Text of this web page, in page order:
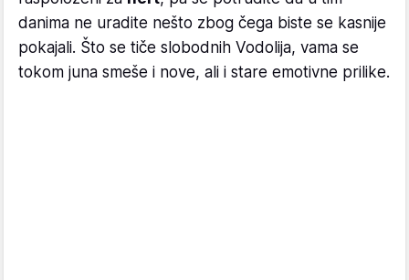
danima ne uradite nešto zbog čega biste se kasnije
pokajali. Što se tiče slobodnih Vodolija, vama se
tokom juna smeše i nove, ali i stare emotivne prilike.